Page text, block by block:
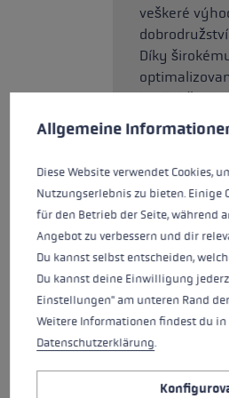
veškeré
Díky
k odlehčení
poutko pevně
Alternativně
Další
pěnové
skládací hůl
vhodném
velikosti
sportovní
Předvolby cookies
Allgemeine
Diese Website verwendet Cookies,
Nutzungserlebnis zu bieten. Einige
für den Betrieb der Seite, während
Angebot zu verbessern und dir
Du kannst selbst entscheiden,
Du kannst deine Einwilligung
Einstellungen" am unteren Rand
Weitere Informationen findest du in
Datenschutzerklärung.